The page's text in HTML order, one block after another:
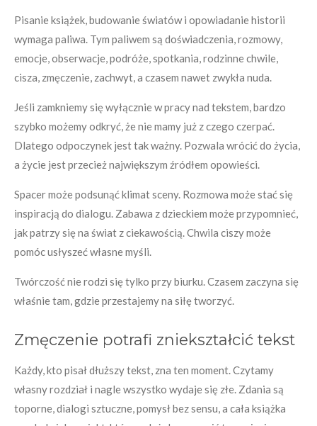
Pisanie książek, budowanie światów i opowiadanie historii
wymaga paliwa. Tym paliwem są doświadczenia, rozmowy,
emocje, obserwacje, podróże, spotkania, rodzinne chwile,
cisza, zmęczenie, zachwyt, a czasem nawet zwykła nuda.
Jeśli zamkniemy się wyłącznie w pracy nad tekstem, bardzo
szybko możemy odkryć, że nie mamy już z czego czerpać.
Dlatego odpoczynek jest tak ważny. Pozwala wrócić do życia,
a życie jest przecież największym źródłem opowieści.
Spacer może podsunąć klimat sceny. Rozmowa może stać się
inspiracją do dialogu. Zabawa z dzieckiem może przypomnieć,
jak patrzy się na świat z ciekawością. Chwila ciszy może
pomóc usłyszeć własne myśli.
Twórczość nie rodzi się tylko przy biurku. Czasem zaczyna się
właśnie tam, gdzie przestajemy na siłę tworzyć.
Zmęczenie potrafi zniekształcić tekst
Każdy, kto pisał dłuższy tekst, zna ten moment. Czytamy
własny rozdział i nagle wszystko wydaje się złe. Zdania są
toporne, dialogi sztuczne, pomysł bez sensu, a cała książka